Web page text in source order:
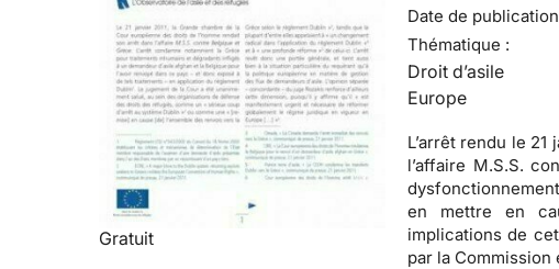
Gratuit
Date de
Thématique :
Droit d’asile
Europe
L’arrêt rendu le
l’affaire M.S.S.
en mettre en
implications de
par la